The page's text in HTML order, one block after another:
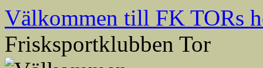
Välkommen till FK TORs
Frisksportklubben Tor